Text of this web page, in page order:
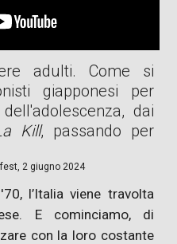
adulti. Come si
giapponesi per
dai
Kill, passando per
2 giugno 2024
l’Italia viene travolta
E cominciamo, di
con la loro costante